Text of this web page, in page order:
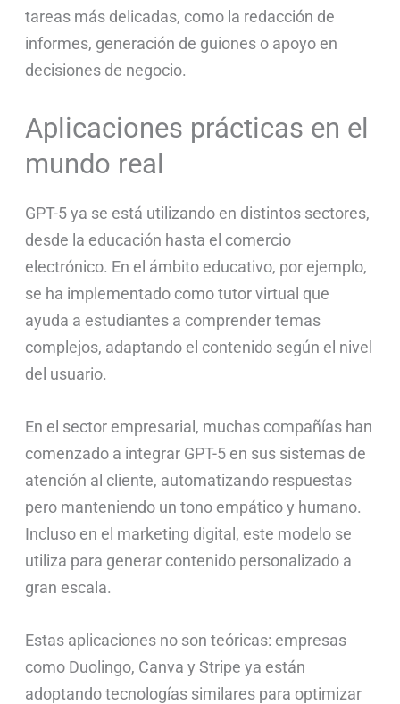
tareas más delicadas, como la redacción de
informes, generación de guiones o apoyo en
decisiones de negocio.
Aplicaciones prácticas en el
mundo real
GPT-5 ya se está utilizando en distintos sectores,
desde la educación hasta el comercio
electrónico. En el ámbito educativo, por ejemplo,
se ha implementado como tutor virtual que
ayuda a estudiantes a comprender temas
complejos, adaptando el contenido según el nivel
del usuario.
En el sector empresarial, muchas compañías han
comenzado a integrar GPT-5 en sus sistemas de
atención al cliente, automatizando respuestas
pero manteniendo un tono empático y humano.
Incluso en el marketing digital, este modelo se
utiliza para generar contenido personalizado a
gran escala.
Estas aplicaciones no son teóricas: empresas
como Duolingo, Canva y Stripe ya están
adoptando tecnologías similares para optimizar